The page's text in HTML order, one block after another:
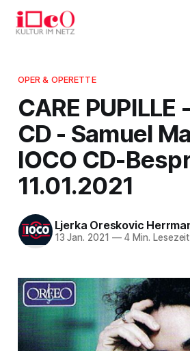
OPER & OPERETTE
CARE PUPILLE
CD - Samuel
IOCO CD-
11.01.2021
Ljerka Oreskovic
13 Jan. 2021 —4 Min. Lesezeit